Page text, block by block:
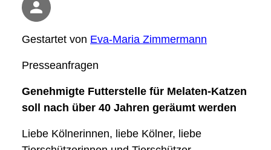
Gestartet von Eva-Maria Zimmermann
Presseanfragen
Genehmigte Futterstelle für Melaten-Katzen
soll nach über 40 Jahren geräumt werden
Liebe Kölnerinnen, liebe Kölner, liebe